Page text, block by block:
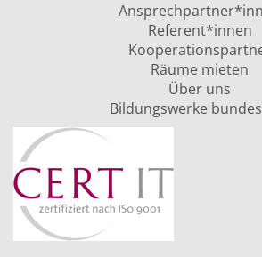
Referent*innen
Räume mieten
Über uns
Bildungswerke